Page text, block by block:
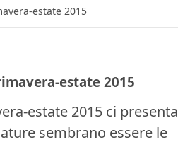
estate 2015
estate 2015
estate 2015 ci presenta
sembrano essere le